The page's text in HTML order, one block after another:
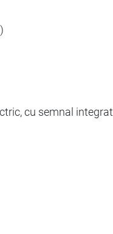
cu semnal integrat